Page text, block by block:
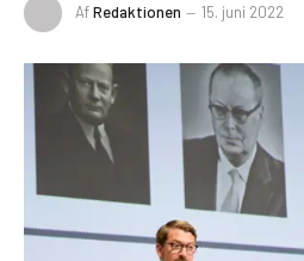
AfRedaktionen 15. juni 2022